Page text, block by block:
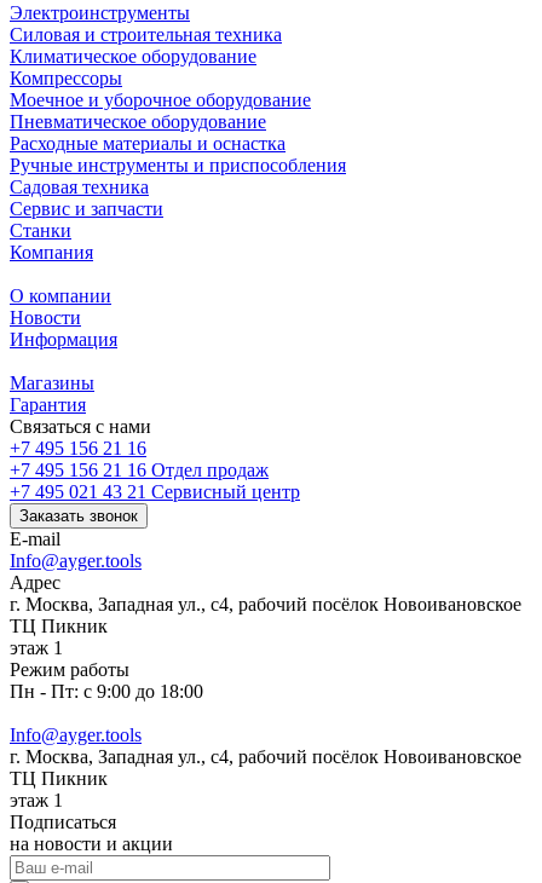
Электроинструменты
Силовая и строительная техника
Климатическое оборудование
Компрессоры
Моечное и уборочное оборудование
Пневматическое оборудование
Расходные материалы и оснастка
Ручные инструменты и приспособления
Садовая техника
Сервис и запчасти
Станки
Компания
О компании
Новости
Информация
Магазины
Гарантия
Связаться с нами
+7 495 156 21 16
+7 495 156 21 16 Отдел продаж
+7 495 021 43 21 Cервисный центр
Заказать звонок
E-mail
Info@ayger.tools
Адрес
г. Москва, Западная ул., с4, рабочий посёлок Новоивановское
ТЦ Пикник
этаж 1
Режим работы
Пн - Пт: с 9:00 до 18:00
Info@ayger.tools
г. Москва, Западная ул., с4, рабочий посёлок Новоивановское
ТЦ Пикник
этаж 1
Подписаться
на новости и акции